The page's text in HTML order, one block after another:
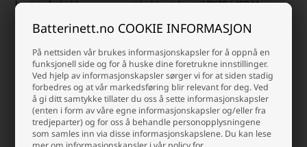
Batterinett.no COOKIE INFORMASJON
På nettsiden vår brukes informasjonskapsler for å oppnå en
funksjonell side og for å huske dine foretrukne innstillinger.
Ved hjelp av informasjonskapsler sørger vi for at siden stadig
forbedres og at vår markedsføring blir relevant for deg. Ved
å gi ditt samtykke tillater du oss å sette informasjonskapsler
(enten i form av våre egne informasjonskapsler og/eller fra
tredjeparter) og for oss å behandle personopplysningene
som samles inn via disse informasjonskapslene. Du kan lese
lagringsforholdene og opprettholde ytelsen til PX28 / 4SR44-
Holdbarheten til et PX28 / 4SR44-batteri avhenger av flere faktorer,
inkludert produsentens kvalitet, lagringsforhold og bruksmønster.
Generelt sett har alkaliske batterier relativt lang holdbarhet
sammenlignet med andre batterityper.
Når PX28 / 4SR44-batteriet er riktig oppbevart i romtemperatur, i en
tørr og ikke for fuktig atmosfære og ikke er i bruk, kan det vanligvis